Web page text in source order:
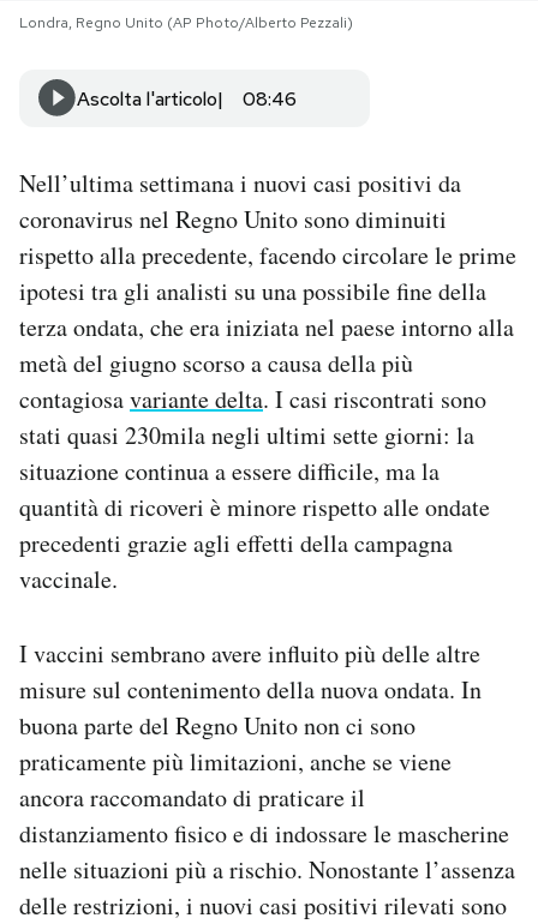
AREA PERSONALE
Area Personale
Newsletter
Notifiche mobile
Regala il Post
Hai bisogno di aiuto?
Londra, Regno Unito (AP Photo/Alberto Pezzali)
Ascolta l'articolo 08:46
Nell’ultima settimana i nuovi casi positivi da
coronavirus nel Regno Unito sono diminuiti
rispetto alla precedente, facendo circolare le prime
ipotesi tra gli analisti su una possibile fine della
terza ondata, che era iniziata nel paese intorno alla
metà del giugno scorso a causa della più
contagiosavariante delta. I casi riscontrati sono
stati quasi 230mila negli ultimi sette giorni: la
situazione continua a essere difficile, ma la
quantità di ricoveri è minore rispetto alle ondate
precedenti grazie agli effetti della campagna
vaccinale.
I vaccini sembrano avere influito più delle altre
misure sul contenimento della nuova ondata. In
buona parte del Regno Unito non ci sono
praticamente più limitazioni, anche se viene
ancora raccomandato di praticare il
distanziamento fisico e di indossare le mascherine
nelle situazioni più a rischio. Nonostante l’assenza
delle restrizioni, i nuovi casi positivi rilevati sono